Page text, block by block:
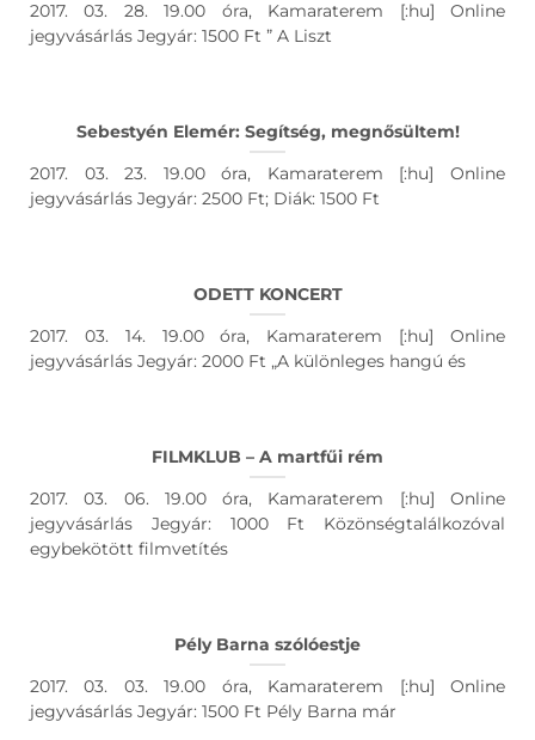
2017. 03. 28. 19.00 óra, Kamaraterem [:hu] Online
jegyvásárlás Jegyár: 1500 Ft ” A Liszt
Sebestyén Elemér: Segítség, megnősültem!
2017. 03. 23. 19.00 óra, Kamaraterem [:hu] Online
jegyvásárlás Jegyár: 2500 Ft; Diák: 1500 Ft
ODETT KONCERT
2017. 03. 14. 19.00 óra, Kamaraterem [:hu] Online
jegyvásárlás Jegyár: 2000 Ft „A különleges hangú és
FILMKLUB – A martfűi rém
2017. 03. 06. 19.00 óra, Kamaraterem [:hu] Online
jegyvásárlás Jegyár: 1000 Ft Közönségtalálkozóval
egybekötött filmvetítés
Pély Barna szólóestje
2017. 03. 03. 19.00 óra, Kamaraterem [:hu] Online
jegyvásárlás Jegyár: 1500 Ft Pély Barna már